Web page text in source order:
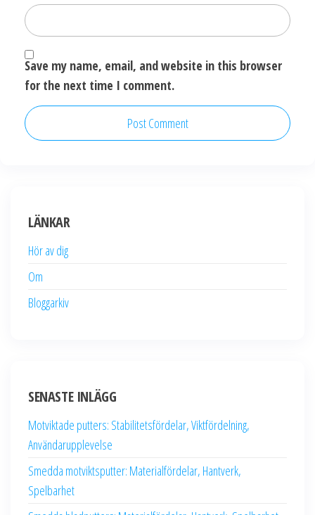
Save my name, email, and website in this browser
for the next time I comment.
LÄNKAR
Hör av dig
Om
Bloggarkiv
SENASTE INLÄGG
Motviktade putters: Stabilitetsfördelar, Viktfördelning,
Användarupplevelse
Smedda motviktsputter: Materialfördelar, Hantverk,
Spelbarhet